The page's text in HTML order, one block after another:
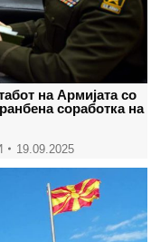
на Армијата со
соработка на
19.09.2025